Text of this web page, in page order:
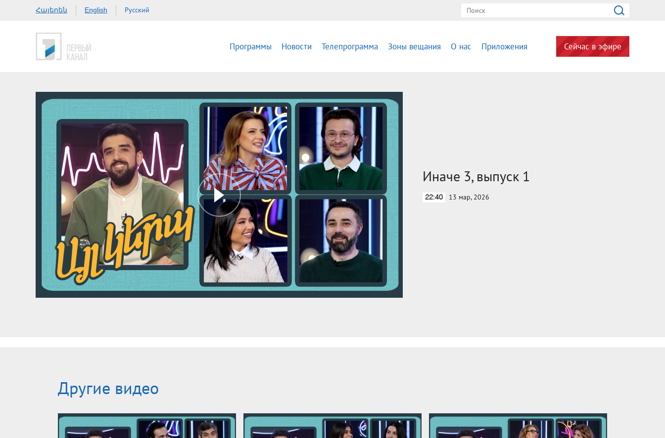
Հայերեն English Русский
Программы Новости Телепрограмма Зоны вещания О нас Приложения Сейчас в эфире
Иначе 3, выпуск 1
22:40 13 мар, 2026
Другие видео